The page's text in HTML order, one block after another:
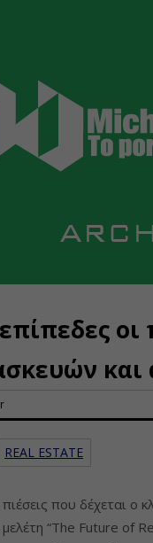
οι
και
REAL ESTATE
πιέσεις που δέχεται
“The Future of